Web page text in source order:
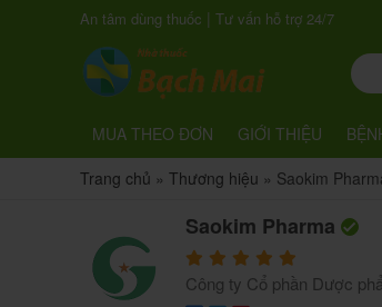
An tâm dùng thuốc | Tư vấn hỗ trợ 24/7
MUA THEO ĐƠN GIỚI THIỆU
Trang chủ » Thương hiệu » Saokim
Saokim Pharma
Công ty Cổ phần Dược